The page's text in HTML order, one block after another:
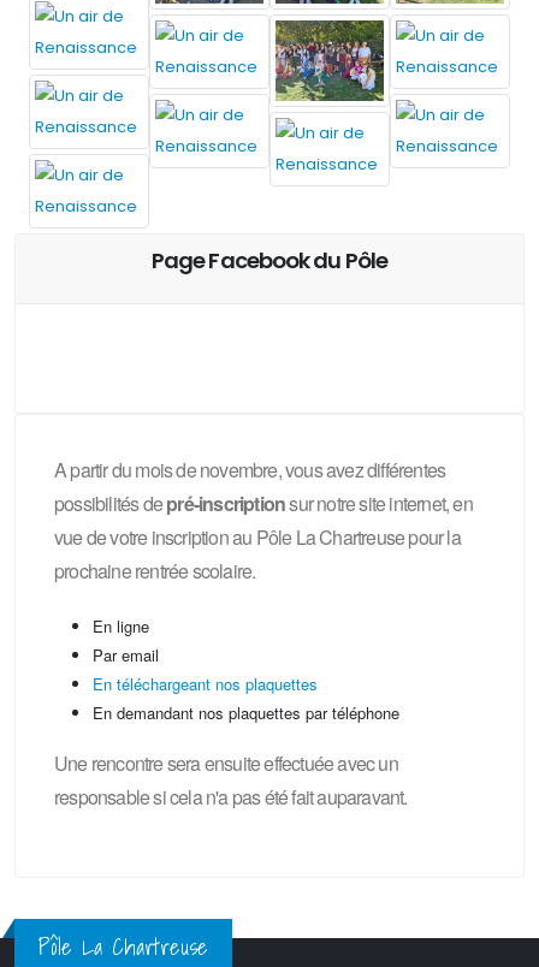
Page Facebook du Pôle
A partir du mois de novembre, vous avez différentes
possibilités depré-inscriptionsur notre site internet, en
vue de votre inscription au Pôle La Chartreuse pour la
prochaine rentrée scolaire.
En ligne
Par email
En téléchargeant nos plaquettes
En demandant nos plaquettes par téléphone
Une rencontre sera ensuite effectuée avec un
responsable si cela n'a pas été fait auparavant.
Pôle La Chartreuse